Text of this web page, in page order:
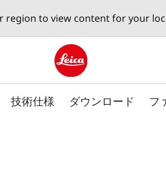
region to view content for your
Leica logo - Home
技術仕様 ダウンロード フ